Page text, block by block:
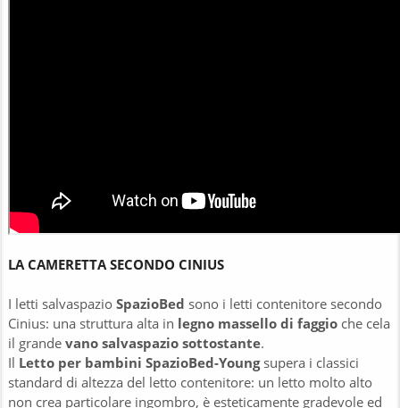
LA CAMERETTA SECONDO CINIUS
I letti salvaspazio SpazioBed sono i letti contenitore secondo
Cinius: una struttura alta in legno massello di faggioche cela
il grande vano salvaspazio sottostante.
Il Letto per bambini SpazioBed-Youngsupera i classici
standard di altezza del letto contenitore: un letto molto alto
non crea particolare ingombro, è esteticamente gradevole ed